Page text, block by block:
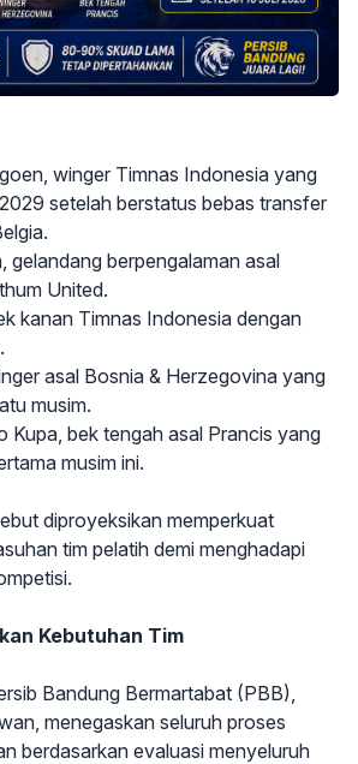
winger Timnas Indonesia yang
setelah berstatus bebas transfer
gelandang berpengalaman asal
United.
kanan Timnas Indonesia dengan
asal Bosnia & Herzegovina yang
musim.
Kupa, bek tengah asal Prancis yang
musim ini.
diproyeksikan memperkuat
tim pelatih demi menghadapi
Kebutuhan Tim
Bandung Bermartabat (PBB),
menegaskan seluruh proses
berdasarkan evaluasi menyeluruh